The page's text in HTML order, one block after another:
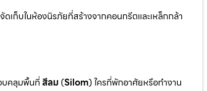
เก็บในห้องนิรภัยที่สร้างจากคอนกรีตและเหล็กกล้า
บคลุมพื้นที่ สีลม (Silom) ใครที่พักอาศัยหรือทำงาน